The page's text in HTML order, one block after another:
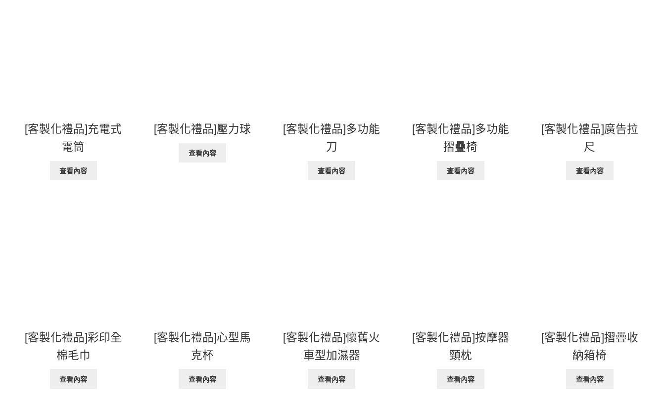
[客製化禮品]充電式
電筒
查看內容
[客製化禮品]壓力球
查看內容
[客製化禮品]多功能
刀
查看內容
[客製化禮品]多功能
摺疊椅
查看內容
[客製化禮品]廣告拉
尺
查看內容
[客製化禮品]彩印全
棉毛巾
查看內容
[客製化禮品]心型馬
克杯
查看內容
[客製化禮品]懷舊火
車型加濕器
查看內容
[客製化禮品]按摩器
頸枕
查看內容
[客製化禮品]摺疊收
納箱椅
查看內容